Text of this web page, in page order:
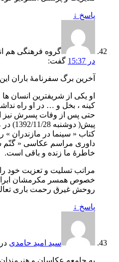
پاسخ ↓
گروه فرهنگی هم
در 15:37
گفت:
آخرین برگ سفرنامۀ باران
او یکی از شریفترین انسان
کینه ، بخل و … در او راه
حتی پس از وفات پسرش نیز
پیش(
کتاب « سینما در مازندران » را
خاطرۀ ما زنده و باقی است.
مراتب تسلیت و تعزیت خود را
خصوص همسر مکرمشان
روحش غیرق رحمت باری
پاسخ ↓
سید امید حامدی در